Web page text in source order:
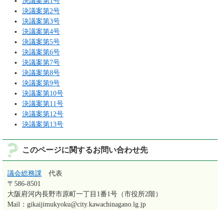
決議案第2号
決議案第3号
決議案第4号
決議案第5号
決議案第6号
決議案第7号
決議案第8号
決議案第9号
決議案第10号
決議案第11号
決議案第12号
決議案第13号
このページに関するお問い合わせ先
議会総務課
代表
〒586-8501
大阪府河内長野市原町一丁目1番1号（市役所2階）
Mail：gikaijimukyoku@city.kawachinagano.lg.jp